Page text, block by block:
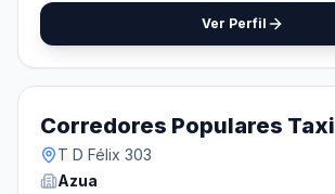
Ver Perfil
Corredores Populares Taxi
T D Félix 303
Azua